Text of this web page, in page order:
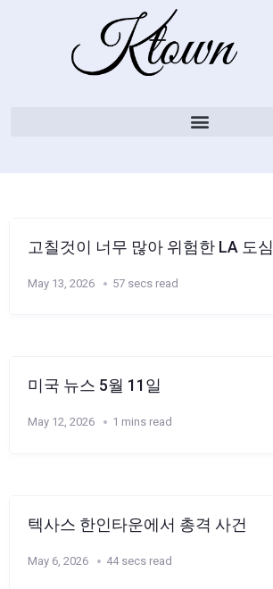
고칠것이 너무 많아 위험한 LA 도심
May 13, 2026 57 secs read
미국 뉴스 5월 11일
May 12, 2026 1 mins read
텍사스 한인타운에서 총격 사건
May 6, 2026 44 secs read